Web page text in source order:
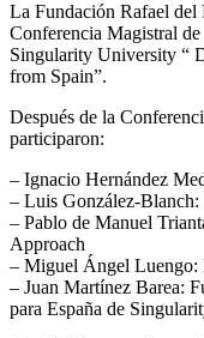
La Fundación Rafael del
Conferencia Magistral
Singularity University “
from Spain”.
Después de la
participaron:
– Ignacio Hernández
– Luis González-
– Pablo de Manuel
Approach
– Miguel Ángel Luengo:
– Juan Martínez Barea:
para España de